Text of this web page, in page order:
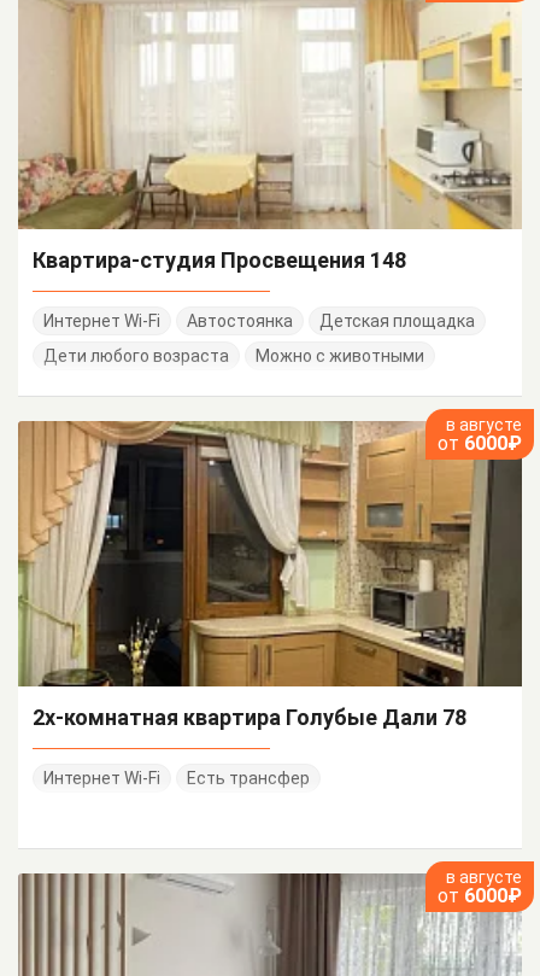
Квартира-студия Просвещения 148
Интернет Wi-Fi Автостоянка
Детская площадка
Дети любого возраста
Можно с животными
в августе
от 6000₽
2х-комнатная квартира Голубые Дали 78
Интернет Wi-Fi Есть трансфер
в августе
от 6000₽